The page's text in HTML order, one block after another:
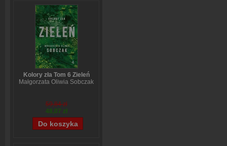
Kolory zła Tom 6 Zieleń
Małgorzata Oliwia Sobczak
59,84 zł
48,07 zł